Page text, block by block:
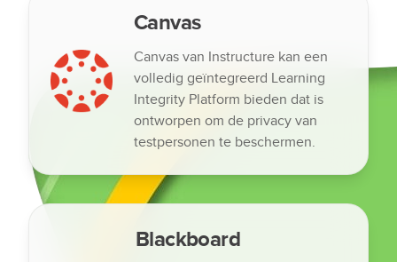
Canvas
Canvas van Instructure kan een
volledig geïntegreerd Learning
Integrity Platform bieden dat is
ontworpen om de privacy van
testpersonen te beschermen.
Blackboard